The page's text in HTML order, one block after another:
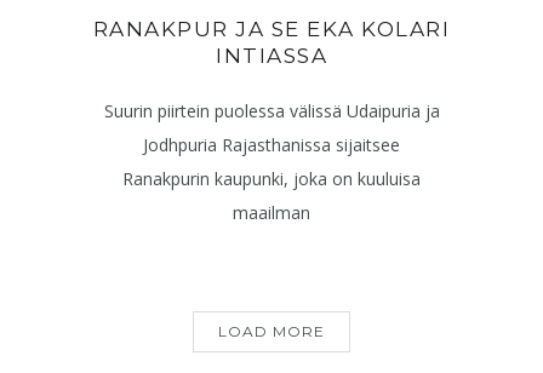
RANAKPUR JA SE EKA KOLARI
INTIASSA
Suurin piirtein puolessa välissä Udaipuria ja
Jodhpuria Rajasthanissa sijaitsee
Ranakpurin kaupunki, joka on kuuluisa
maailman
LOAD MORE